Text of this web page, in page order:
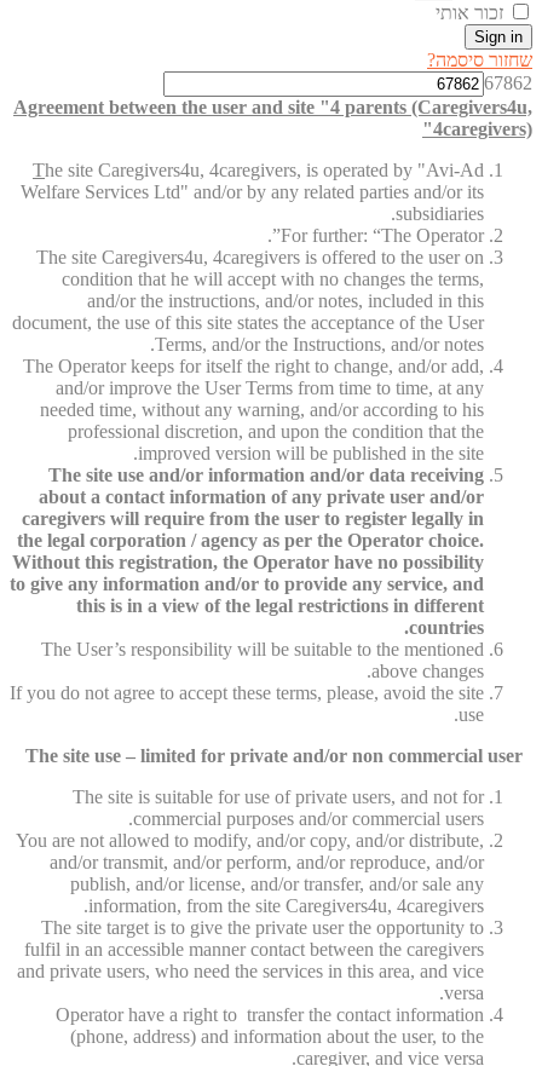
זכור אותי
Sign in
שחזור סיסמה?
67862
Agreement between the user and site "4 parents (Caregivers4u,
4caregivers)"
The site Caregivers4u, 4caregivers, is operated by "Avi-Ad
Welfare Services Ltd" and/or by any related parties and/or its
subsidiaries.
For further: “The Operator”.
The site Caregivers4u, 4caregivers is offered to the user on
condition that he will accept with no changes the terms,
and/or the instructions, and/or notes, included in this
document, the use of this site states the acceptance of the User
Terms, and/or the Instructions, and/or notes.
The Operator keeps for itself the right to change, and/or add,
and/or improve the User Terms from time to time, at any
needed time, without any warning, and/or according to his
professional discretion, and upon the condition that the
improved version will be published in the site.
The site use and/or information and/or data receiving
about a contact information of any private user and/or
caregivers will require from the user to register legally in
the legal corporation / agency as per the Operator choice.
Without this registration, the Operator have no possibility
to give any information and/or to provide any service, and
this is in a view of the legal restrictions in different
countries.
The User’s responsibility will be suitable to the mentioned
above changes.
If you do not agree to accept these terms, please, avoid the site
use.
The site use – limited for private and/or non commercial user
The site is suitable for use of private users, and not for
commercial purposes and/or commercial users.
You are not allowed to modify, and/or copy, and/or distribute,
and/or transmit, and/or perform, and/or reproduce, and/or
publish, and/or license, and/or transfer, and/or sale any
information, from the site Caregivers4u, 4caregivers.
The site target is to give the private user the opportunity to
fulfil in an accessible manner contact between the caregivers
and private users, who need the services in this area, and vice
versa.
Operator have a right to transfer the contact information
(phone, address) and information about the user, to the
caregiver, and vice versa.